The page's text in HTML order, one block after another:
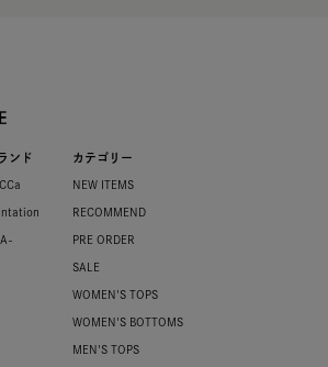
ンド カテゴリー
NEW ITEMS
RECOMMEND
PRE ORDER
SALE
WOMEN'S TOPS
WOMEN'S BOTTOMS
MEN'S TOPS